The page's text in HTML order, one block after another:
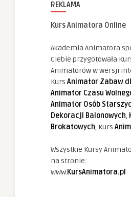
REKLAMA
Kurs Animatora Online
Akademia Animatora
Ciebie przygotowała
Animatorów w wersji
Kurs Animator Zabaw
Animator Czasu
Animator Osób
Dekoracji Balonowych,
Brokatowych, Kurs
Wszystkie Kursy
na stronie:
www.KursAnimatora.pl